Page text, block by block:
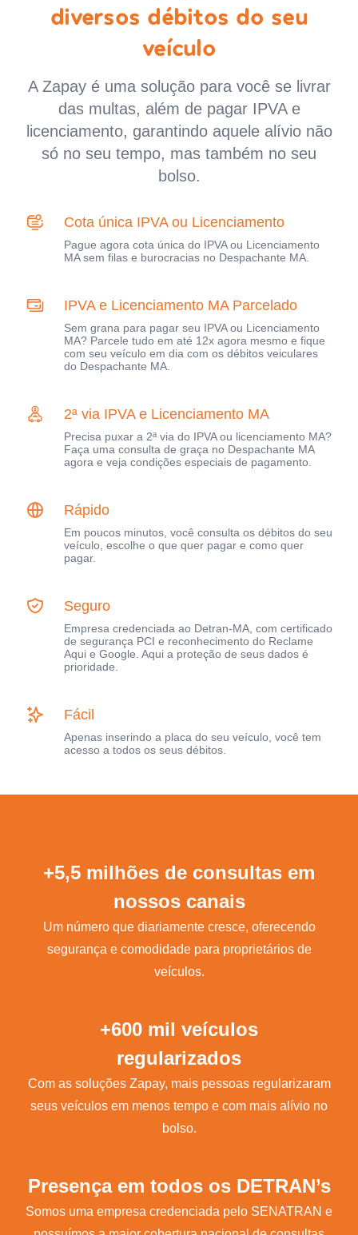
diversos débitos do seu
veículo
A Zapay é uma solução para você se livrar
das multas, além de pagar IPVA e
licenciamento, garantindo aquele alívio não
só no seu tempo, mas também no seu
bolso.
Cota única IPVA ou Licenciamento
Pague agora cota única do IPVA ou Licenciamento
MA sem filas e burocracias no Despachante MA.
IPVA e Licenciamento MA Parcelado
Sem grana para pagar seu IPVA ou Licenciamento
MA? Parcele tudo em até 12x agora mesmo e fique
com seu veículo em dia com os débitos veiculares
do Despachante MA.
2ª via IPVA e Licenciamento MA
Precisa puxar a 2ª via do IPVA ou licenciamento MA?
Faça uma consulta de graça no Despachante MA
agora e veja condições especiais de pagamento.
Rápido
Em poucos minutos, você consulta os débitos do seu
veículo, escolhe o que quer pagar e como quer
pagar.
Seguro
Empresa credenciada ao Detran-MA, com certificado
de segurança PCI e reconhecimento do Reclame
Aqui e Google. Aqui a proteção de seus dados é
prioridade.
Fácil
Apenas inserindo a placa do seu veículo, você tem
acesso a todos os seus débitos.
+5,5 milhões de consultas em
nossos canais
Um número que diariamente cresce, oferecendo
segurança e comodidade para proprietários de
veículos.
+600 mil veículos
regularizados
Com as soluções Zapay, mais pessoas regularizaram
seus veículos em menos tempo e com mais alívio no
bolso.
Presença em todos os DETRAN’s
Somos uma empresa credenciada pelo SENATRAN e